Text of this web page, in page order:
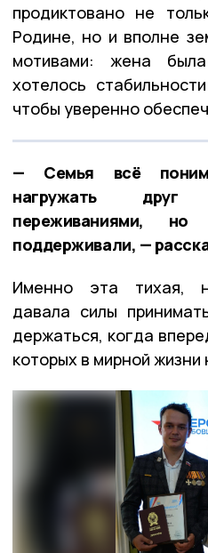
продиктовано не
Родине, но и вполне
мотивами: жена
хотелось
чтобы уверенно
— Семья всё
нагружать
переживаниями,
поддерживали, —
Именно эта тихая,
давала силы
держаться, когда
которых в мирной